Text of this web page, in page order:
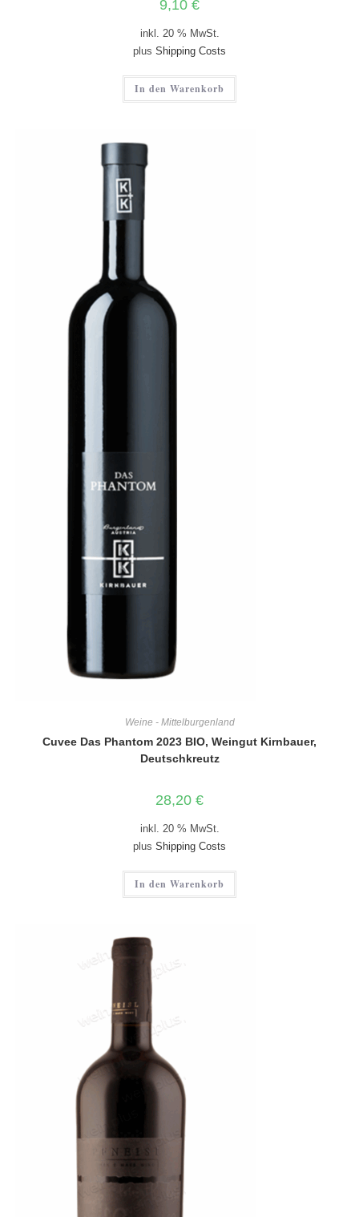
9,10 €
inkl. 20 % MwSt.
plus Shipping Costs
In den Warenkorb
Weine - Mittelburgenland
Cuvee Das Phantom 2023 BIO, Weingut Kirnbauer,
Deutschkreutz
28,20 €
inkl. 20 % MwSt.
plus Shipping Costs
In den Warenkorb